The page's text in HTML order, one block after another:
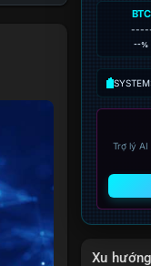
BTC
--%
Trợ lý
Xu